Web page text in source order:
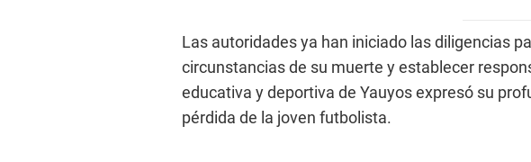
Las autoridades ya han iniciado las diligencias
circunstancias de su muerte y establecer
educativa y deportiva de Yauyos expresó su
pérdida de la joven futbolista.